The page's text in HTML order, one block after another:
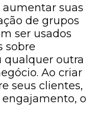
suas
de grupos
ser usados
sobre
qualquer outra
Ao criar
seus clientes,
o